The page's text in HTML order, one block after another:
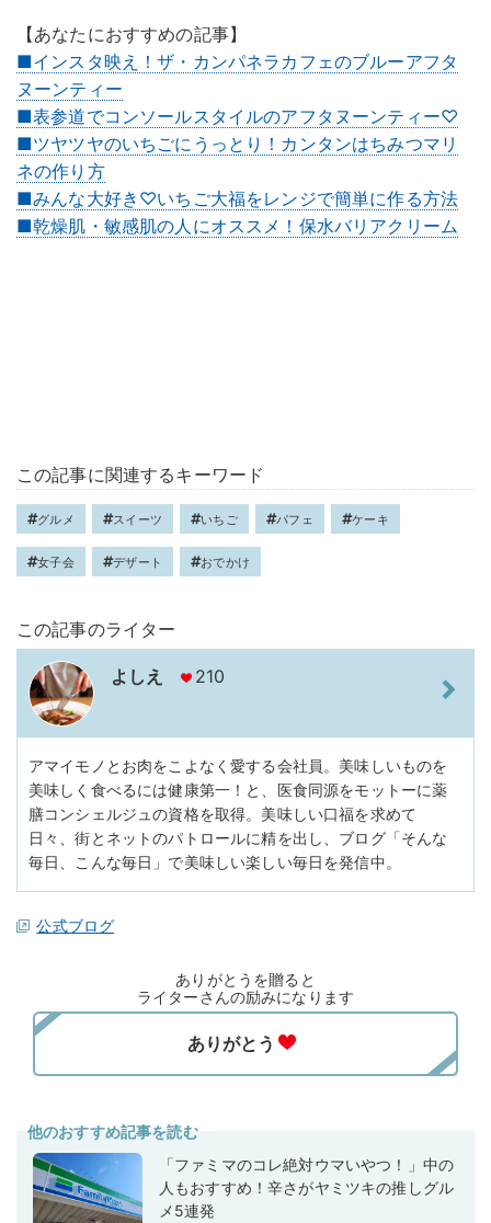
【あなたにおすすめの記事】
■インスタ映え！ザ・カンパネラカフェのブルーアフタ
ヌーンティー
■表参道でコンソールスタイルのアフタヌーンティー♡
■ツヤツヤのいちごにうっとり！カンタンはちみつマリ
ネの作り方
■みんな大好き♡いちご大福をレンジで簡単に作る方法
■乾燥肌・敏感肌の人にオススメ！保水バリアクリーム
この記事に関連するキーワード
グルメ スイーツ いちご パフェ ケーキ
女子会 デザート おでかけ
この記事のライター
よしえ 210
アマイモノとお肉をこよなく愛する会社員。美味しいものを
美味しく食べるには健康第一！と、医食同源をモットーに薬
膳コンシェルジュの資格を取得。美味しい口福を求めて
日々、街とネットのパトロールに精を出し、ブログ「そんな
毎日、こんな毎日」で美味しい楽しい毎日を発信中。
公式ブログ
ありがとうを贈ると
ライターさんの励みになります
他のおすすめ記事を読む
「ファミマのコレ絶対ウマいやつ！」中の
人もおすすめ！辛さがヤミツキの推しグル
メ5連発